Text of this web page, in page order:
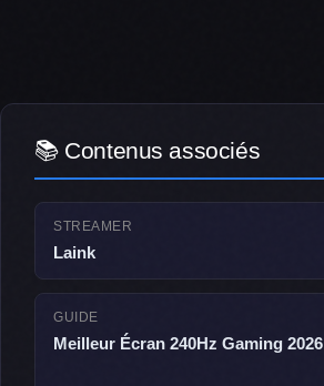
📚 Contenus associés
STREAMER
Laink
GUIDE
Meilleur Écran 240Hz Gaming 2026